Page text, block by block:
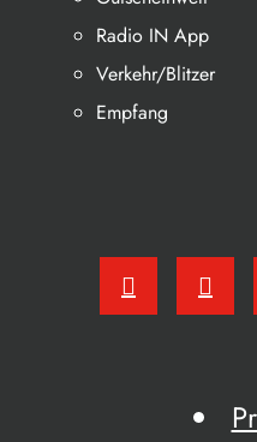
Radio IN App
Verkehr/Blitzer
Empfang